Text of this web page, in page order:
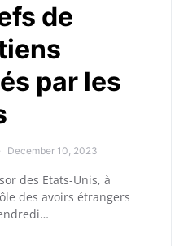
de
par les
December 10, 2023
des Etats-Unis, à
des avoirs étrangers